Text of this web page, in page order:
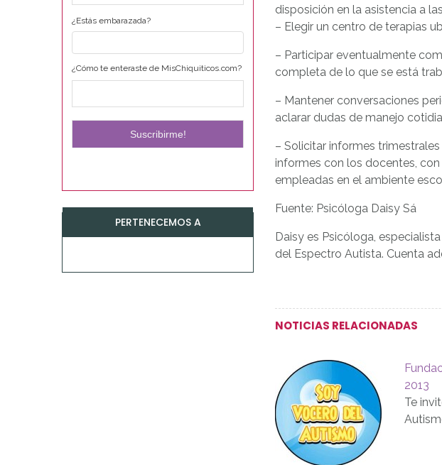
disposición en la asistencia a
– Elegir un centro de terapias
– Participar eventualmente
completa de lo que se está
– Mantener conversaciones
aclarar dudas de manejo
– Solicitar informes
informes con los docentes,
empleadas en el ambiente
Fuente: Psicóloga Daisy Sá
Daisy es Psicóloga,
del Espectro Autista. Cuenta
NOTICIAS RELACIONADAS
2013
Te
¿Estás embarazada?
¿Cómo te enteraste de MisChiquiticos.com?
PERTENECEMOS A